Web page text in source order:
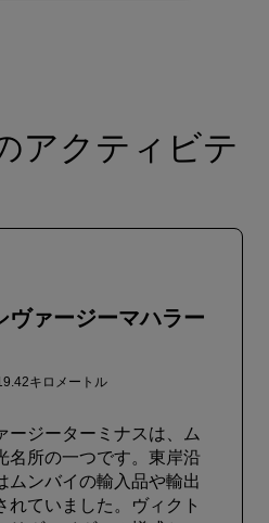
アクティビテ
ヴァージーマハラー
キロメートル
ージーターミナスは、ム
名所の一つです。東岸沿
ムンバイの輸入品や輸出
ていました。ヴィクト